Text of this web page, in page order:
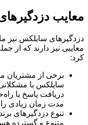
معایب
دزدگیرهای سایلکس نیز
معایبی نیز دارند که از
کرد:
برخی از مشتریان
سایلکس با
دریافت پاسخ یا
مدت زمان زیادی
تنوع دزدگیرهای
متنوع و گسترده